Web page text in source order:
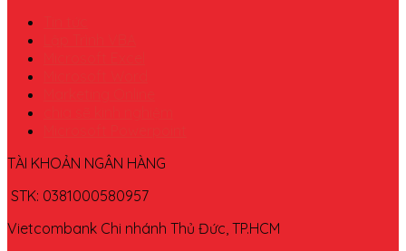
TÀI KHOẢN NGÂN HÀNG
STK: 0381000580957
Vietcombank Chi nhánh Thủ Đức, TP.HCM